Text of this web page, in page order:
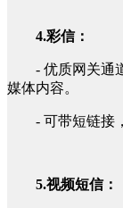
4.彩信：
- 优质网关通
媒体内容。
- 可带短链接
5.视频短信：